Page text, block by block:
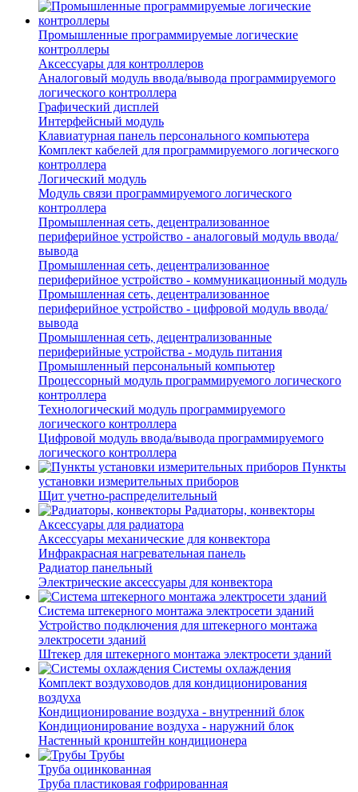
Промышленные программируемые логические
контроллеры
Аксессуары для контроллеров
Аналоговый модуль ввода/вывода программируемого
логического контроллера
Графический дисплей
Интерфейсный модуль
Клавиатурная панель персонального компьютера
Комплект кабелей для программируемого логического
контроллера
Логический модуль
Модуль связи программируемого логического
контроллера
Промышленная сеть, децентрализованное
периферийное устройство - аналоговый модуль ввода/
вывода
Промышленная сеть, децентрализованное
периферийное устройство - коммуникационный модуль
Промышленная сеть, децентрализованное
периферийное устройство - цифровой модуль ввода/
вывода
Промышленная сеть, децентрализованные
периферийные устройства - модуль питания
Промышленный персональный компьютер
Процессорный модуль программируемого логического
контроллера
Технологический модуль программируемого
логического контроллера
Цифровой модуль ввода/вывода программируемого
логического контроллера
Пункты
установки измерительных приборов
Щит учетно-распределительный
Радиаторы, конвекторы
Аксессуары для радиатора
Аксессуары механические для конвектора
Инфракрасная нагревательная панель
Радиатор панельный
Электрические аксессуары для конвектора
Система штекерного монтажа электросети зданий
Устройство подключения для штекерного монтажа
электросети зданий
Штекер для штекерного монтажа электросети зданий
Системы охлаждения
Комплект воздуховодов для кондиционирования
воздуха
Кондиционирование воздуха - внутренний блок
Кондиционирование воздуха - наружний блок
Настенный кронштейн кондиционера
Трубы
Труба оцинкованная
Труба пластиковая гофрированная